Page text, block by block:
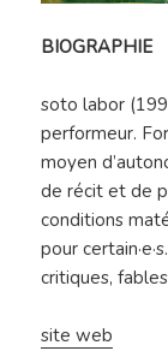
BIOGRAPHIE
soto labor
performeur.
moyen
de récit et de
conditions
pour
critiques,
site web